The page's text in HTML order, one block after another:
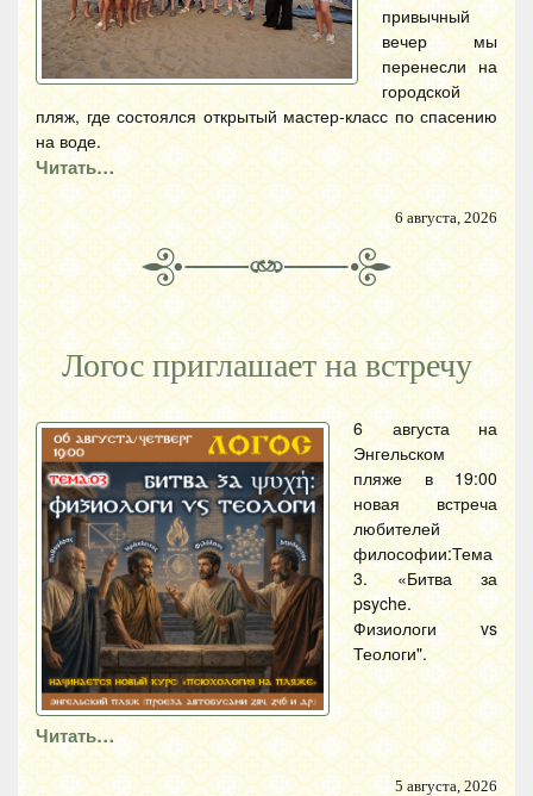
привычный
вечер мы
перенесли на
городской
пляж, где состоялся открытый мастер-класс по спасению
на воде.
Читать…
6 августа, 2026
Логос приглашает на встречу
6 августа на
Энгельском
пляже в 19:00
новая встреча
любителей
философии:Тема
3. «Битва за
psyche.
Физиологи vs
Теологи".
Читать…
5 августа, 2026